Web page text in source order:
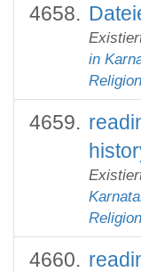
in
Religion
Religion